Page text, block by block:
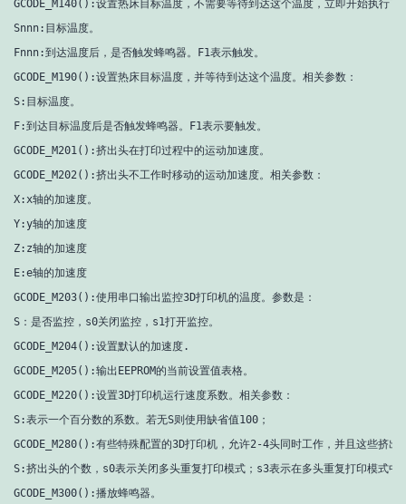
GCODE_M140():设置热床目标温度，不需要等待到达这个温度，立即开始执行
Snnn:目标温度。
Fnnn:到达温度后，是否触发蜂鸣器。F1表示触发。
GCODE_M190():设置热床目标温度，并等待到达这个温度。相关参数：
S:目标温度。
F:到达目标温度后是否触发蜂鸣器。F1表示要触发。
GCODE_M201():挤出头在打印过程中的运动加速度。
GCODE_M202():挤出头不工作时移动的运动加速度。相关参数：
X:x轴的加速度。
Y:y轴的加速度
Z:z轴的加速度
E:e轴的加速度
GCODE_M203():使用串口输出监控3D打印机的温度。参数是：
S：是否监控，s0关闭监控，s1打开监控。
GCODE_M204():设置默认的加速度.
GCODE_M205():输出EEPROM的当前设置值表格。
GCODE_M220():设置3D打印机运行速度系数。相关参数：
S:表示一个百分数的系数。若无S则使用缺省值100；
GCODE_M280():有些特殊配置的3D打印机，允许2-4头同时工作，并且这些挤
S:挤出头的个数，s0表示关闭多头重复打印模式；s3表示在多头重复打印模式中
GCODE_M300():播放蜂鸣器。